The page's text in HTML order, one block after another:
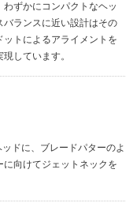
ずかにコンパクトなヘッ
バランスに近い設計はその
トによるアライメントを
しています。
ドに、ブレードパターのよ
向けてジェットネックを